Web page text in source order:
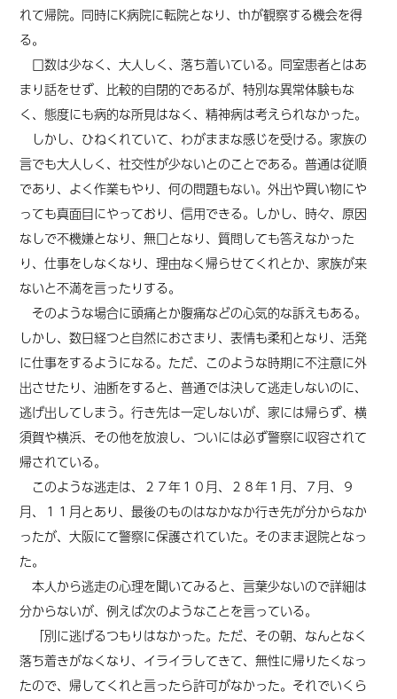
れて帰院。同時にK病院に転院となり、thが観察する機会を得
る。
口数は少なく、大人しく、落ち着いている。同室患者とはあ
まり話をせず、比較的自閉的であるが、特別な異常体験もな
く、態度にも病的な所見はなく、精神病は考えられなかった。
しかし、ひねくれていて、わがままな感じを受ける。家族の
言でも大人しく、社交性が少ないとのことである。普通は従順
であり、よく作業もやり、何の問題もない。外出や買い物にや
っても真面目にやっており、信用できる。しかし、時々、原因
なしで不機嫌となり、無口となり、質問しても答えなかった
り、仕事をしなくなり、理由なく帰らせてくれとか、家族が来
ないと不満を言ったりする。
そのような場合に頭痛とか腹痛などの心気的な訴えもある。
しかし、数日経つと自然におさまり、表情も柔和となり、活発
に仕事をするようになる。ただ、このような時期に不注意に外
出させたり、油断をすると、普通では決して逃走しないのに、
逃げ出してしまう。行き先は一定しないが、家には帰らず、横
須賀や横浜、その他を放浪し、ついには必ず警察に収容されて
帰されている。
このような逃走は、２７年１０月、２８年１月、７月、９
月、１１月とあり、最後のものはなかなか行き先が分からなか
ったが、大阪にて警察に保護されていた。そのまま退院となっ
た。
本人から逃走の心理を聞いてみると、言葉少ないので詳細は
分からないが、例えば次のようなことを言っている。
「別に逃げるつもりはなかった。ただ、その朝、なんとなく
落ち着きがなくなり、イライラしてきて、無性に帰りたくなっ
たので、帰してくれと言ったら許可がなかった。それでいくら